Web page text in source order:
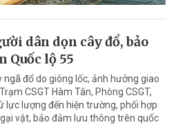
dân dọn cây đổ, bảo
Quốc lộ 55
ngã đổ do giông lốc, ảnh hưởng giao
CSGT Hàm Tân, Phòng CSGT,
lực lượng đến hiện trường, phối hợp
vật, bảo đảm lưu thông trên quốc